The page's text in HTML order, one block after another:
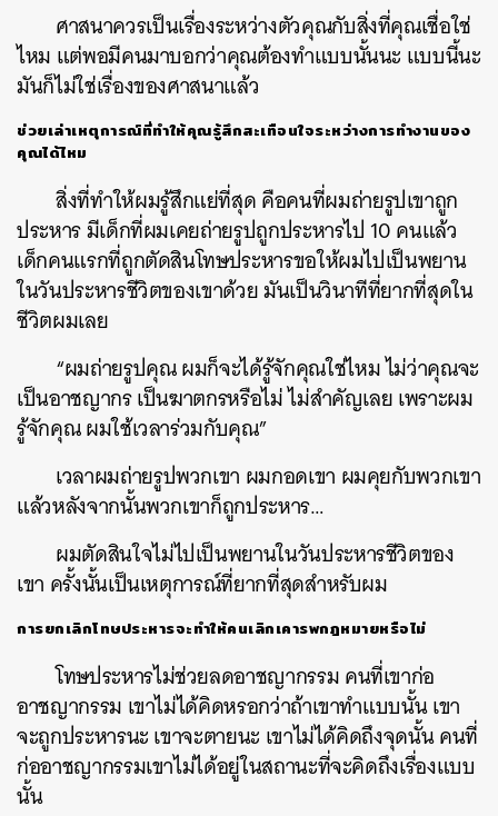
ศาสนาควรเป็นเรื่องระหว่างตัวคุณกับสิ่งที่คุณเชื่อใช่
ไหม แต่พอมีคนมาบอกว่าคุณต้องทำแบบนั้นนะ แบบนี้นะ
มันก็ไม่ใช่เรื่องของศาสนาแล้ว
ช่วยเล่าเหตุการณ์ที่ทำให้คุณรู้สึกสะเทือนใจระหว่างการทำงานของ
คุณได้ไหม
สิ่งที่ทำให้ผมรู้สึกแย่ที่สุด คือคนที่ผมถ่ายรูปเขาถูก
ประหาร มีเด็กที่ผมเคยถ่ายรูปถูกประหารไป 10 คนแล้ว
เด็กคนแรกที่ถูกตัดสินโทษประหารขอให้ผมไปเป็นพยาน
ในวันประหารชีวิตของเขาด้วย มันเป็นวินาทีที่ยากที่สุดใน
ชีวิตผมเลย
“ผมถ่ายรูปคุณ ผมก็จะได้รู้จักคุณใช่ไหม ไม่ว่าคุณจะ
เป็นอาชญากร เป็นฆาตกรหรือไม่ ไม่สำคัญเลย เพราะผม
รู้จักคุณ ผมใช้เวลาร่วมกับคุณ”
เวลาผมถ่ายรูปพวกเขา ผมกอดเขา ผมคุยกับพวกเขา
แล้วหลังจากนั้นพวกเขาก็ถูกประหาร…
ผมตัดสินใจไม่ไปเป็นพยานในวันประหารชีวิตของ
เขา ครั้งนั้นเป็นเหตุการณ์ที่ยากที่สุดสำหรับผม
การยกเลิกโทษประหารจะทำให้คนเลิกเคารพกฎหมายหรือไม่
โทษประหารไม่ช่วยลดอาชญากรรม คนที่เขาก่อ
อาชญากรรม เขาไม่ได้คิดหรอกว่าถ้าเขาทำแบบนั้น เขา
จะถูกประหารนะ เขาจะตายนะ เขาไม่ได้คิดถึงจุดนั้น คนที่
ก่ออาชญากรรมเขาไม่ได้อยู่ในสถานะที่จะคิดถึงเรื่องแบบ
นั้น
ค้นหา
SHARE TWEET LINE EMAIL